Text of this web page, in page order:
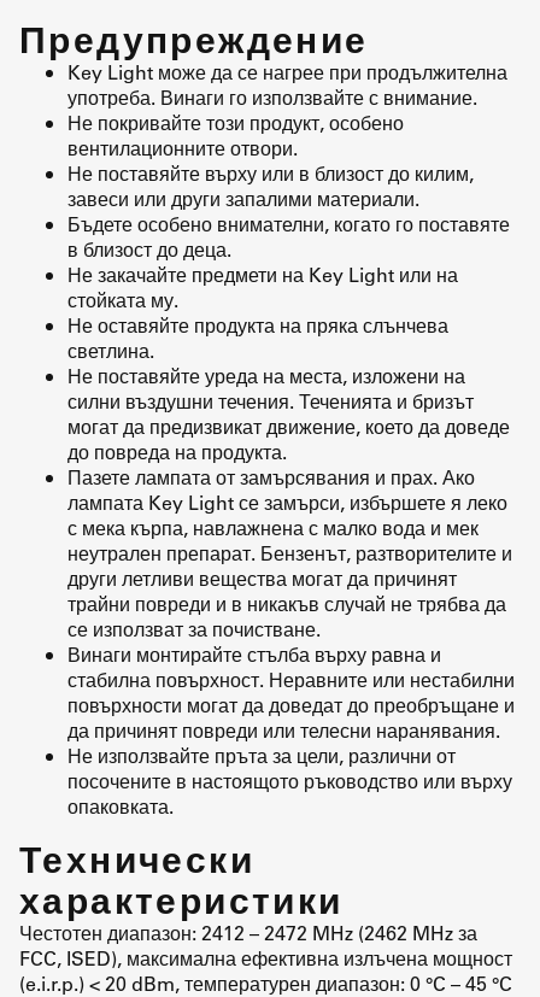
Предупреждение
Key Light може да се нагрее при продължителна
употреба. Винаги го използвайте с внимание.
Не покривайте този продукт, особено
вентилационните отвори.
Не поставяйте върху или в близост до килим,
завеси или други запалими материали.
Бъдете особено внимателни, когато го поставяте
в близост до деца.
Не закачайте предмети на Key Light или на
стойката му.
Не оставяйте продукта на пряка слънчева
светлина.
Не поставяйте уреда на места, изложени на
силни въздушни течения. Теченията и бризът
могат да предизвикат движение, което да доведе
до повреда на продукта.
Пазете лампата от замърсявания и прах. Ако
лампата Key Light се замърси, избършете я леко
с мека кърпа, навлажнена с малко вода и мек
неутрален препарат. Бензенът, разтворителите и
други летливи вещества могат да причинят
трайни повреди и в никакъв случай не трябва да
се използват за почистване.
Винаги монтирайте стълба върху равна и
стабилна повърхност. Неравните или нестабилни
повърхности могат да доведат до преобръщане и
да причинят повреди или телесни наранявания.
Не използвайте пръта за цели, различни от
посочените в настоящото ръководство или върху
опаковката.
Технически
характеристики
Честотен диапазон: 2412 – 2472 MHz (2462 MHz за
FCC, ISED), максимална ефективна излъчена мощност
(e.i.r.p.) < 20 dBm, температурен диапазон: 0 °C – 45 °C